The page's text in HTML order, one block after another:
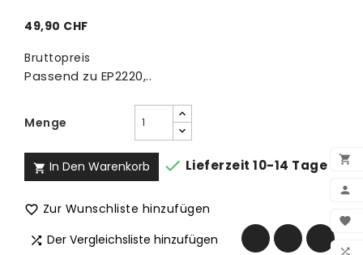




49,90 CHF
Bruttopreis
Passend zu EP2220,..
Menge
 In Den Warenkorb  Lieferzeit 10-14 Tage
 Zur Wunschliste hinzufügen
 Der Vergleichsliste hinzufügen